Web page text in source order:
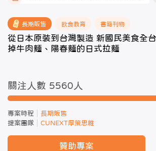
長期販售 飲食教育 書籍刊物
從日本原裝到台灣製造 新國民美食全
掉牛肉麵、陽春麵的日式拉麵
關注人數 5560 人
專案時程
長期販售
提案團隊
CUNEXT厚策思維
贊助專案